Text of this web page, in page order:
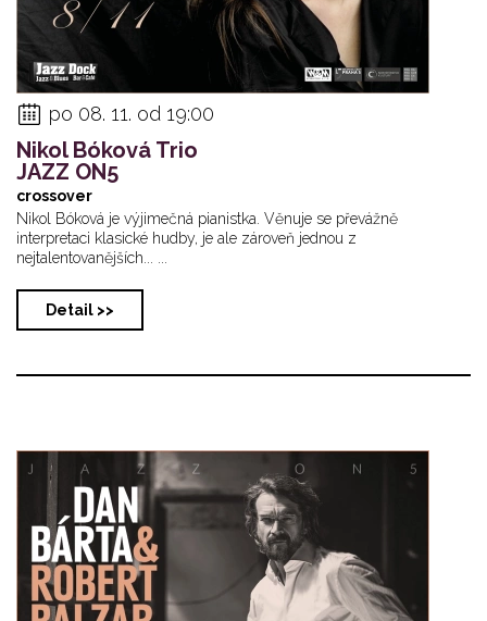
po 08. 11. od 19:00
Nikol Bóková Trio
JAZZ ON5
crossover
Nikol Bóková je výjimečná pianistka. Věnuje se převážně
interpretaci klasické hudby, je ale zároveň jednou z
nejtalentovanějších... ...
Detail >>